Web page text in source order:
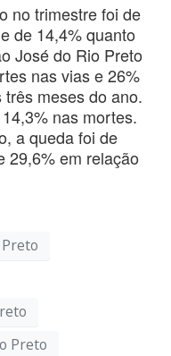
no trimestre foi de
de 14,4% quanto
José do Rio Preto
nas vias e 26%
meses do ano.
nas mortes.
a queda foi de
29,6% em relação
Preto